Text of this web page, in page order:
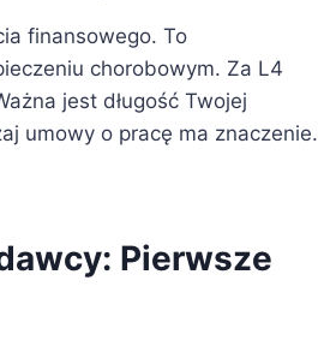
finansowego. To
chorobowym. Za L4
jest długość Twojej
umowy o pracę ma znaczenie.
Pierwsze